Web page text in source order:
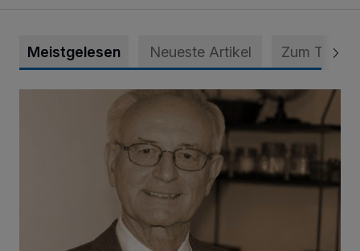
Meistgelesen Neueste Artikel Zum Thema
SPD trauert um Klaus Hänsch